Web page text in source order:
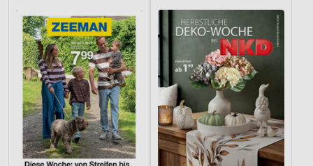
Nicht-IAB-Verarbeitungszwecke:
Notwendig
Performance
Funktional
Werbung